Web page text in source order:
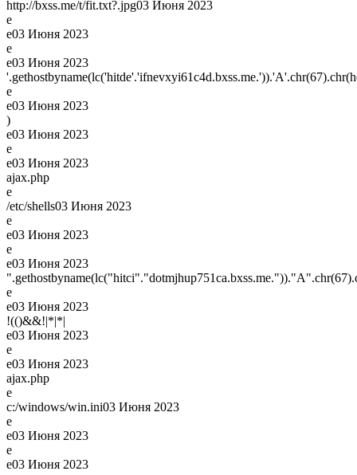
http://bxss.me/t/fit.txt?.jpg03 Июня 2023
e
e03 Июня 2023
e
e03 Июня 2023
e
e03 Июня 2023
)
e03 Июня 2023
e
e03 Июня 2023
ajax.php
e
/etc/shells03 Июня 2023
e
e03 Июня 2023
e
e03 Июня 2023
e
e03 Июня 2023
!(()&&!|*|*|
e03 Июня 2023
e
e03 Июня 2023
ajax.php
e
c:/windows/win.ini03 Июня 2023
e
e03 Июня 2023
e
e03 Июня 2023